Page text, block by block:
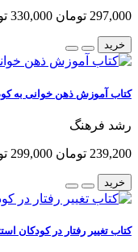
297,000 تومان 330,000 تومان
خرید
کتاب آموزش ذهن خوانی به
رشد فرهنگ
239,200 تومان 299,000 تومان
خرید
کتاب تغییر رفتار در کودکان